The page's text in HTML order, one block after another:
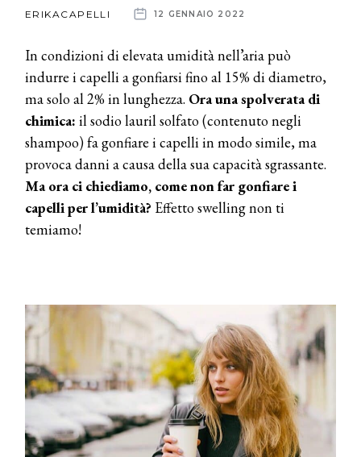
ERIKACAPELLI 12 GENNAIO 2022
In condizioni di elevata umidità nell’aria può
indurre i capelli a gonfiarsi fino al 15% di diametro,
ma solo al 2% in lunghezza. Ora una spolverata di
chimica: il sodio lauril solfato (contenuto negli
shampoo) fa gonfiare i capelli in modo simile, ma
provoca danni a causa della sua capacità sgrassante.
Ma ora ci chiediamo, come non far gonfiare i
capelli per l’umidità? Effetto swelling non ti
temiamo!